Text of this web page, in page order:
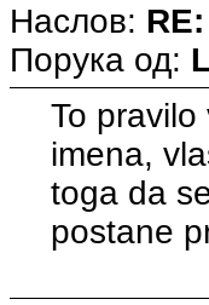
Наслов:
Порука од:
To
imena,
toga da
postane